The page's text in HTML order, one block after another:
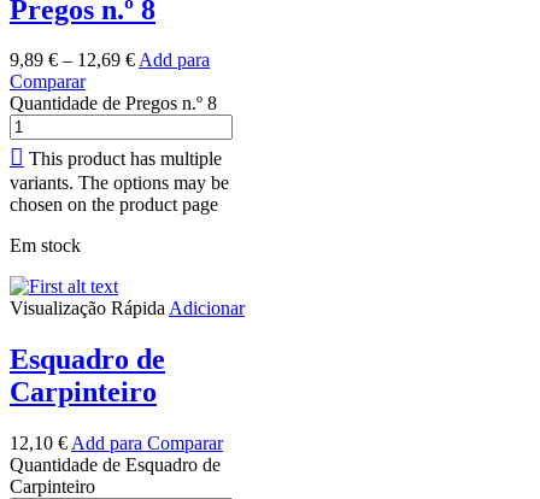
Pregos n.º 8
9,89 € – 12,69 €Add para
Comparar
Quantidade de Pregos n.º 8
This product has multiple
variants. The options may be
chosen on the product page
Em stock
Visualização RápidaAdicionar
Esquadro de
Carpinteiro
12,10 € Add para Comparar
Quantidade de Esquadro de
Carpinteiro